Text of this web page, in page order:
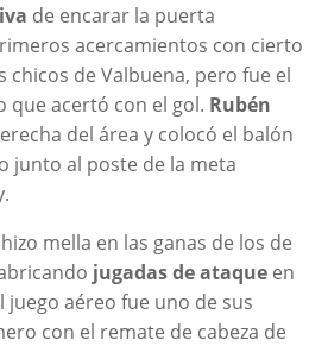
de encarar la puerta
acercamientos con cierto
chicos de Valbuena, pero fue el
acertó con el gol. Rubén
del área y colocó el balón
junto al poste de la meta
mella en las ganas de los de
jugadas de ataque en
juego aéreo fue uno de sus
con el remate de cabeza de